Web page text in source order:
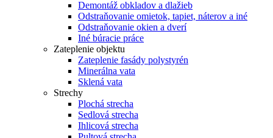
Demontáž obkladov a dlažieb
Odstraňovanie omietok, tapiet, náterov a iné
Odstraňovanie okien a dverí
Iné búracie práce
Zateplenie objektu
Zateplenie fasády polystyrén
Minerálna vata
Sklená vata
Strechy
Plochá strecha
Sedlová strecha
Ihlicová strecha